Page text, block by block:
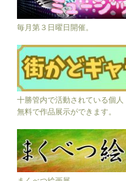
毎月第３日曜日開催。
十勝管内で活動されている個
無料で作品展示ができます。